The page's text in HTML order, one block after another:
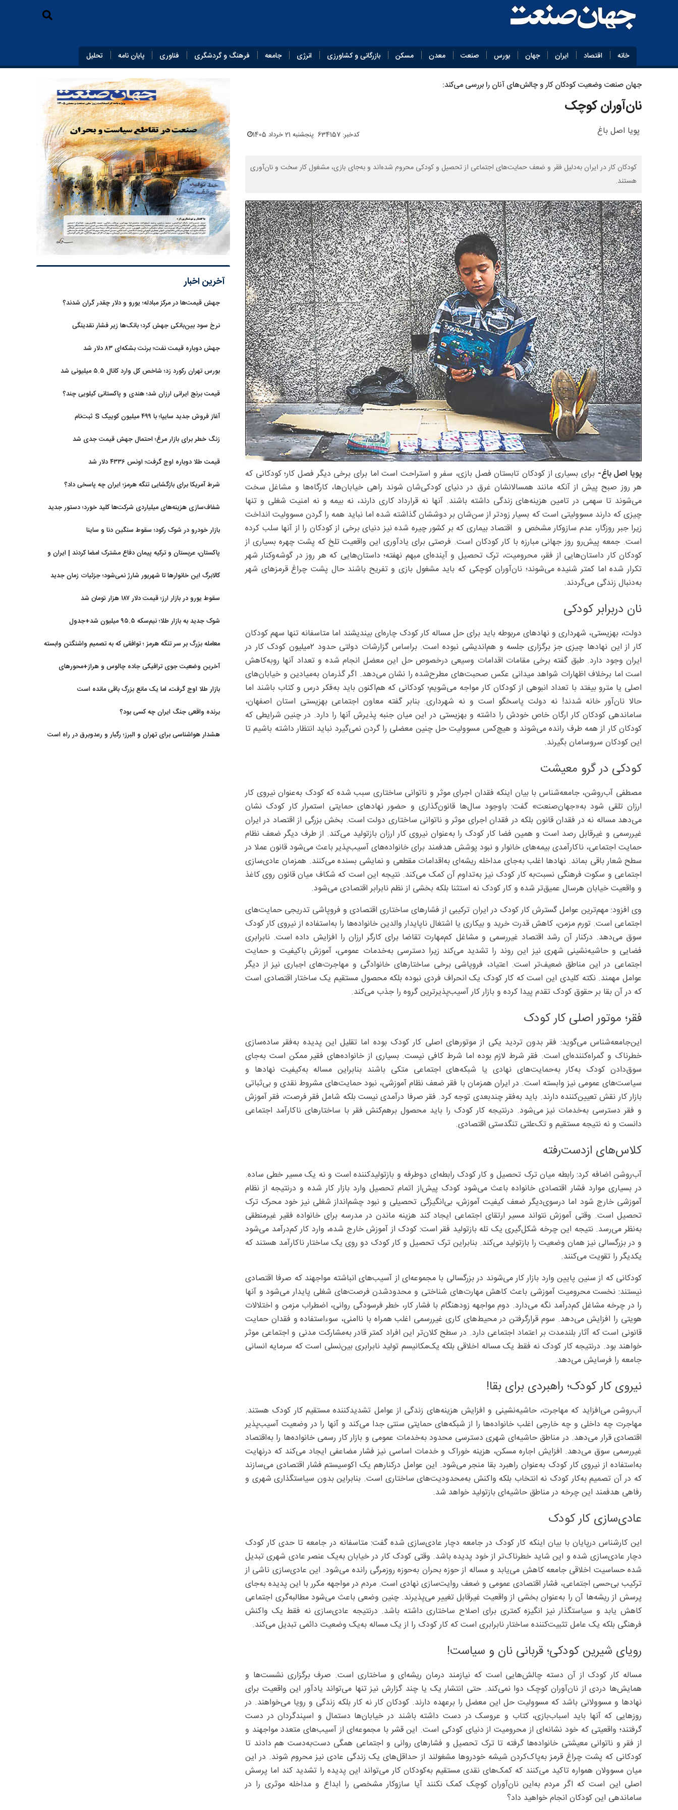
خانه اقتصاد ایران جهان بورس صنعت معدن مسکن بازرگانی و کشاورزی انرژی جامعه فرهنگ و گردشگری فناوری پایان‌ نامه تحلیل
جهان صنعت وضعیت کودکان کار و چالش‌های آنان را بررسی می‌کند:
نان‌آوران کوچک
پویا اصل باغ کدخبر: 634157 پنجشنبه 21 خرداد 1405
کودکان کار در ایران به‌دلیل فقر و ضعف حمایت‌های اجتماعی از تحصیل و کودکی محروم شده‌اند و به‌جای بازی، مشغول کار سخت و نان‌آوری
هستند.
پویا اصل باغ- برای بسیاری از کودکان تابستان فصل بازی، سفر و استراحت است اما برای برخی دیگر فصل کار؛ کودکانی که
هر روز صبح پیش از آنکه مانند همسالانشان غرق در دنیای کودکی‌شان شوند راهی خیابان‌ها، کارگاه‌ها و مشاغل سخت
می‌شوند تا سهمی در تامین هزینه‌های زندگی داشته باشند. آنها نه قرارداد کاری دارند، نه بیمه و نه امنیت شغلی و تنها
چیزی که دارند مسوولیتی است که بسیار زودتر از سن‌شان بر دوششان گذاشته شده اما نباید همه را گردن مسوولیت انداخت
زیرا جبر روزگار، عدم سازوکار مشخص و اقتصاد بیماری که بر کشور چیره شده نیز دنیای برخی از کودکان را از آنها سلب کرده
است. جمعه پیش‌رو روز جهانی مبارزه با کار کودکان است. فرصتی برای یادآوری این واقعیت تلخ که پشت چهره بسیاری از
کودکان کار داستان‌هایی از فقر، محرومیت، ترک تحصیل و آینده‌ای مبهم نهفته؛ داستان‌هایی که هر روز در گوشه‌وکنار شهر
تکرار شده اما کمتر شنیده می‌شوند؛ نان‌آوران کوچکی که باید مشغول بازی و تفریح باشند حال پشت چراغ قرمزهای شهر
به‌دنبال زندگی می‌گردند.
نان دربرابر کودکی
دولت، بهزیستی، شهرداری و نهادهای مربوطه باید برای حل مساله کار کودک چاره‌ای بیندیشند اما متاسفانه ‌تنها سهم کودکان
کار از این نهادها چیزی جز برگزاری جلسه و هم‌اندیشی نبوده است. براساس گزارشات دولتی حدود ۲‌میلیون کودک کار در
ایران وجود دارد. طبق گفته برخی مقامات اقدامات وسیعی درخصوص حل این معضل انجام شده و تعداد آنها روبه‌کاهش
است اما برخلاف اظهارات شواهد میدانی عکس صحبت‌های مطرح‌شده را نشان می‌دهد. اگر گذرمان به‌میادین و خیابان‌های
اصلی یا مترو بیفتد با تعداد انبوهی از کودکان کار مواجه می‌شویم؛ کودکانی که هم‌اکنون باید به‌فکر درس و کتاب باشند اما
حالا نان‌آور خانه شدند! نه دولت پاسخگو است و نه شهرداری. بنابر گفته معاون اجتماعی بهزیستی استان اصفهان،
ساماندهی کودکان کار ارگان خاص خودش را داشته و بهزیستی در این میان جنبه پذیرش آنها را دارد. در چنین شرایطی که
کودکان کار از همه طرف رانده می‌شوند و هیچ‌کس مسوولیت حل چنین معضلی را گردن نمی‌گیرد نباید انتظار داشته باشیم تا
این کودکان سروسامان بگیرند.
کودکی در گرو معیشت
مصطفی آب‌روشن، جامعه‌شناس با بیان اینکه فقدان اجرای موثر و ناتوانی ساختاری سبب شده که کودک به‌عنوان نیروی کار
ارزان تلقی شود به‌«جهان‌صنعت» گفت: باوجود سال‌ها قانون‌گذاری و حضور نهادهای حمایتی استمرار کار کودک نشان
می‌دهد مساله نه در فقدان قانون بلکه در فقدان اجرای موثر و ناتوانی ساختاری دولت است. بخش بزرگی از اقتصاد در ایران
غیررسمی و غیرقابل رصد است و همین فضا کار کودک را به‌عنوان نیروی کار ارزان بازتولید می‌کند. از طرف دیگر ضعف نظام
حمایت اجتماعی، ناکارآمدی بیمه‌های خانوار و نبود پوشش هدفمند برای خانواده‌های آسیب‌پذیر باعث می‌شود قانون عملا در
سطح شعار باقی بماند. نهادها اغلب به‌جای مداخله ریشه‌ای به‌اقدامات مقطعی و نمایشی بسنده می‌کنند. همزمان عادی‌سازی
اجتماعی و سکوت فرهنگی نسبت‌به ‌کار کودک نیز به‌تداوم آن کمک می‌کند. نتیجه این است که شکاف میان قانون روی کاغذ
و واقعیت خیابان هرسال عمیق‌تر شده و کار کودک نه استثنا بلکه بخشی از نظم نابرابر اقتصادی می‌شود.
وی افزود: مهم‌ترین عوامل گسترش کار کودک در ایران ترکیبی از فشارهای ساختاری اقتصادی و فروپاشی تدریجی حمایت‌های
اجتماعی است. تورم مزمن، کاهش قدرت خرید و بیکاری یا اشتغال ناپایدار والدین خانواده‌ها را به‌استفاده از نیروی کار کودک
سوق می‌دهد. درکنار آن رشد اقتصاد غیررسمی و مشاغل کم‌مهارت تقاضا برای کارگر ارزان را افزایش داده است. نابرابری
فضایی و حاشیه‌نشینی شهری نیز این روند را تشدید می‌کند زیرا دسترسی به‌خدمات عمومی، آموزش باکیفیت و حمایت
اجتماعی در این مناطق ضعیف‌تر است. اعتیاد، فروپاشی برخی ساختارهای خانوادگی و مهاجرت‌های اجباری نیز از دیگر
عوامل مهمند. نکته کلیدی این است که کار کودک یک انحراف فردی نبوده بلکه محصول مستقیم یک ساختار اقتصادی است
که در آن بقا بر حقوق کودک تقدم پیدا کرده و بازار کار آسیب‌پذیرترین گروه را جذب می‌کند.
فقر؛ موتور اصلی کار کودک
این‌جامعه‌شناس می‌گوید: فقر بدون تردید یکی از موتورهای اصلی کار کودک بوده اما تقلیل این پدیده به‌فقر ساده‌سازی
خطرناک و گمراه‌کننده‌ای است. فقر شرط لازم بوده اما شرط کافی نیست. بسیاری از خانواده‌های فقیر ممکن است به‌جای
سوق‌دادن کودک به‌کار به‌حمایت‌های نهادی یا شبکه‌های اجتماعی متکی باشند بنابراین مساله به‌کیفیت نهادها و
سیاست‌های عمومی نیز وابسته است. در ایران همزمان با فقر ضعف نظام آموزشی، نبود حمایت‌های مشروط نقدی و بی‌ثباتی
بازار کار نقش تعیین‌کننده دارند. باید به‌فقر چندبعدی توجه کرد. فقر صرفا درآمدی نیست بلکه شامل فقر فرصت، فقر آموزش
و فقر دسترسی به‌خدمات نیز می‌شود. درنتیجه کار کودک را باید محصول برهم‌کنش فقر با ساختارهای ناکارآمد اجتماعی
دانست و نه نتیجه مستقیم و تک‌علتی تنگدستی اقتصادی.
کلاس‌های ازدست‌رفته
آب‌روشن اضافه کرد: رابطه میان ترک تحصیل و کار کودک رابطه‌ای دوطرفه و بازتولیدکننده است و نه یک مسیر خطی ساده.
در بسیاری موارد فشار اقتصادی خانواده باعث می‌شود کودک پیش‌از اتمام تحصیل وارد بازار کار شده و درنتیجه از نظام
آموزشی خارج شود اما درسوی‌دیگر ضعف کیفیت آموزش، بی‌انگیزگی تحصیلی و نبود چشم‌انداز شغلی نیز خود محرک ترک
تحصیل است. وقتی آموزش نتواند مسیر ارتقای اجتماعی ایجاد کند هزینه ماندن در مدرسه برای خانواده فقیر غیرمنطقی
به‌نظر می‌رسد. نتیجه این چرخه شکل‌گیری یک تله بازتولید فقر است: کودک از آموزش خارج شده، وارد کار کم‌درآمد می‌شود
و در بزرگسالی نیز همان وضعیت را بازتولید می‌کند. بنابراین ترک تحصیل و کار کودک دو روی یک ساختار ناکارآمد هستند که
یکدیگر را تقویت می‌کنند.
کودکانی که از سنین پایین وارد بازار کار می‌شوند در بزرگسالی با مجموعه‌ای از آسیب‌های انباشته مواجهند که صرفا اقتصادی
نیستند: نخست محرومیت آموزشی باعث کاهش مهارت‌های شناختی و محدودشدن فرصت‌های شغلی پایدار می‌شود و آنها
را در چرخه مشاغل کم‌درآمد نگه می‌دارد. دوم مواجهه زودهنگام با فشار کار، خطر فرسودگی روانی، اضطراب مزمن و اختلالات
هویتی را افزایش می‌دهد. سوم قرارگرفتن در محیط‌های کاری غیررسمی اغلب همراه با ناامنی، سوءاستفاده و فقدان حمایت
قانونی است که آثار بلندمدت بر اعتماد اجتماعی دارد. در سطح کلان‌تر این افراد کمتر قادر به‌مشارکت مدنی و اجتماعی موثر
خواهند بود. درنتیجه کار کودک نه فقط یک مساله اخلاقی بلکه یک‌مکانیسم تولید نابرابری بین‌نسلی است که سرمایه انسانی
جامعه را فرسایش می‌دهد.
نیروی کار کودک؛ راهبردی برای بقا!
آب‌روشن می‌افزاید که مهاجرت، حاشیه‌نشینی و افزایش هزینه‌های زندگی از عوامل تشدیدکننده مستقیم کار کودک هستند.
مهاجرت چه داخلی و چه خارجی اغلب خانواده‌ها را از شبکه‌های حمایتی سنتی جدا می‌کند و آنها را در وضعیت آسیب‌پذیر
اقتصادی قرار می‌دهد. در مناطق حاشیه‌ای شهری دسترسی محدود به‌خدمات عمومی و بازار کار رسمی خانواده‌ها را به‌اقتصاد
غیررسمی سوق می‌دهد. افزایش اجاره مسکن، هزینه خوراک و خدمات اساسی نیز فشار مضاعفی ایجاد می‌کند که درنهایت
به‌استفاده از نیروی کار کودک به‌عنوان راهبرد بقا منجر می‌شود. این عوامل درکنارهم یک اکوسیستم فشار اقتصادی می‌سازند
که در آن تصمیم به‌کار کودک نه انتخاب بلکه واکنش به‌محدودیت‌های ساختاری است. بنابراین بدون سیاستگذاری شهری و
رفاهی هدفمند این چرخه در مناطق حاشیه‌ای بازتولید خواهد شد.
عادی‌سازی کار کودک
این کارشناس درپایان با بیان اینکه کار کودک در جامعه دچار عادی‌سازی شده گفت: متاسفانه در جامعه تا حدی کار کودک
دچار عادی‌سازی شده و این شاید خطرناک‌تر از خود پدیده باشد. وقتی کودک کار در خیابان به‌یک عنصر عادی شهری تبدیل
شده حساسیت اخلاقی جامعه کاهش می‌یابد و مساله از حوزه بحران به‌حوزه روزمرگی رانده می‌شود. این عادی‌سازی ناشی از
ترکیب بی‌حسی اجتماعی، فشار اقتصادی عمومی و ضعف روایت‌سازی نهادی است. مردم در مواجهه مکرر با این پدیده به‌جای
پرسش از ریشه‌ها آن را به‌عنوان بخشی از واقعیت غیرقابل تغییر می‌پذیرند. چنین وضعی باعث می‌شود مطالبه‌گری اجتماعی
کاهش یابد و سیاستگذار نیز انگیزه کمتری برای اصلاح ساختاری داشته باشد. درنتیجه عادی‌سازی نه فقط یک واکنش
فرهنگی بلکه یک عامل تثبیت‌کننده ساختار نابرابری است که کار کودک را از یک مساله به‌یک وضعیت دائمی تبدیل می‌کند.
رویای شیرین کودکی؛ قربانی نان و سیاست!
مساله کار کودک از آن دسته چالش‌هایی است که نیازمند درمان ریشه‌ای و ساختاری است. صرف برگزاری نشست‌ها و
همایش‌ها دردی از نان‌آوران کوچک دوا نمی‌کند. حتی انتشار یک یا چند گزارش نیز تنها می‌تواند یادآور این واقعیت برای
نهادها و مسوولانی باشد که مسوولیت حل این معضل را برعهده دارند. کودکان کار نه کار بلکه زندگی و رویا می‌خواهند. در
روزهایی که آنها باید اسباب‌بازی، کتاب و عروسک در دست داشته باشند در خیابان‌ها دستمال و اسپندگردان در دست
گرفتند؛ واقعیتی که خود نشانه‌ای از محرومیت از دنیای کودکی است. این قشر با مجموعه‌ای از آسیب‌های متعدد مواجهند و
از فقر و ناتوانی معیشتی خانواده‌ها گرفته تا ترک تحصیل و فشارهای روانی و اجتماعی همگی دست‌به‌دست هم دادند تا
کودکانی که پشت چراغ قرمز به‌پاک‌کردن شیشه خودروها مشغولند از حداقل‌های یک زندگی عادی نیز محروم شوند. در این
میان مسوولان همواره تاکید می‌کنند که کمک‌های نقدی مستقیم به‌کودکان کار می‌تواند این پدیده را تشدید کند اما پرسش
اصلی این است که اگر مردم به‌این نان‌آوران کوچک کمک نکنند آیا سازوکار مشخصی را ابداع و مداخله موثری را در
ساماندهی این کودکان انجام خواهید داد؟
آخرین اخبار
جهش قیمت‌ها در مرکز مبادله؛ یورو و دلار چقدر گران شدند؟
نرخ سود بین‌بانکی جهش کرد؛ بانک‌ها زیر فشار نقدینگی
جهش دوباره قیمت نفت؛ برنت بشکه‌ای ۸۳ دلار شد
بورس تهران رکورد زد؛ شاخص کل وارد کانال ۵.۵ میلیونی شد
قیمت برنج ایرانی ارزان شد؛ هندی و پاکستانی کیلویی چند؟
آغاز فروش جدید سایپا؛ با ۴۹۹ میلیون کوییک S ثبت‌نام
زنگ خطر برای بازار مرغ؛ احتمال جهش قیمت جدی شد
قیمت طلا دوباره اوج گرفت؛ اونس ۴۳۳۶ دلار شد
شرط آمریکا برای بازگشایی تنگه هرمز؛ ایران چه پاسخی داد؟
شفاف‌سازی هزینه‌های میلیاردی شرکت‌ها کلید خورد؛ دستور جدید
بازار خودرو در شوک رکود؛ سقوط سنگین دنا و ساینا
پاکستان، عربستان و ترکیه پیمان دفاع مشترک امضا کردند | ایران و
کالابرگ این خانوارها تا شهریور شارژ نمی‌شود؛ جزئیات زمان جدید
سقوط یورو در بازار ارز؛ قیمت دلار ۱۸۷ هزار تومان شد
شوک جدید به بازار طلا؛ نیم‌سکه ۹۵.۵ میلیون شد+جدول
معامله بزرگ بر سر تنگه هرمز ؛ توافقی که به تصمیم واشنگتن وابسته
آخرین وضعیت جوی ترافیکی جاده چالوس و هراز+محورهای
بازار طلا اوج گرفت، اما یک مانع بزرگ باقی مانده است
برنده واقعی جنگ ایران چه کسی بود؟
هشدار هواشناسی برای تهران و البرز؛ رگبار و رعدوبرق در راه است